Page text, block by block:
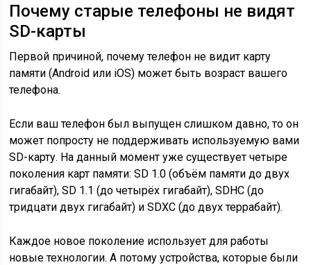
Почему старые телефоны не видят
SD-карты
Первой причиной, почему телефон не видит карту
памяти (Android или iOS) может быть возраст вашего
телефона.
Если ваш телефон был выпущен слишком давно, то он
может попросту не поддерживать используемую вами
SD-карту. На данный момент уже существует четыре
поколения карт памяти: SD 1.0 (объём памяти до двух
гигабайт), SD 1.1 (до четырёх гигабайт), SDHC (до
тридцати двух гигабайт) и SDXC (до двух террабайт).
Каждое новое поколение использует для работы
новые технологии. А потому устройства, которые были